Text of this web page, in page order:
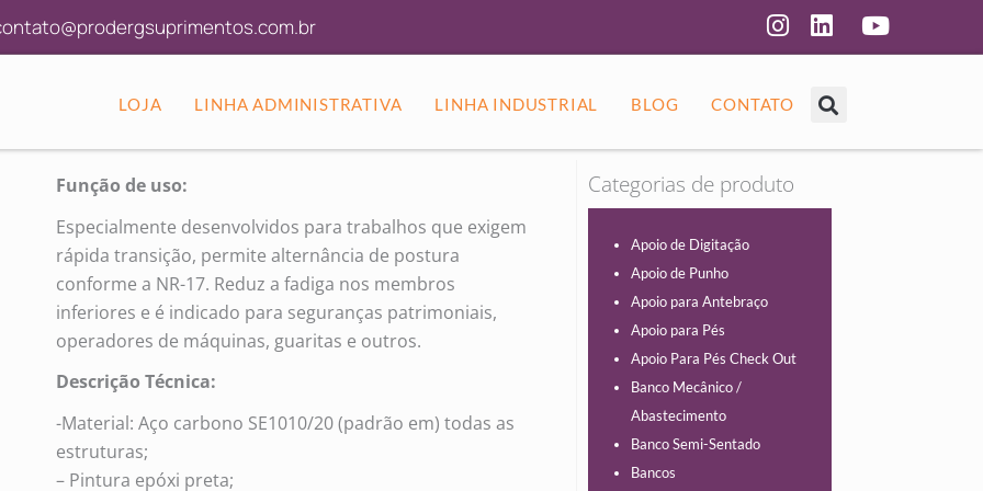
LOJA LINHA ADMINISTRATIVA LINHA INDUSTRIAL BLOG CONTATO
Função de uso:
Especialmente desenvolvidos para trabalhos que exigem
rápida transição, permite alternância de postura
conforme a NR-17. Reduz a fadiga nos membros
inferiores e é indicado para seguranças patrimoniais,
operadores de máquinas, guaritas e outros.
Descrição Técnica:
-Material: Aço carbono SE1010/20 (padrão em) todas as
estruturas;
– Pintura epóxi preta;
Categorias de produto
Apoio de Digitação
Apoio de Punho
Apoio para Antebraço
Apoio para Pés
Apoio Para Pés Check Out
Banco Mecânico /
Abastecimento
Banco Semi-Sentado
Bancos